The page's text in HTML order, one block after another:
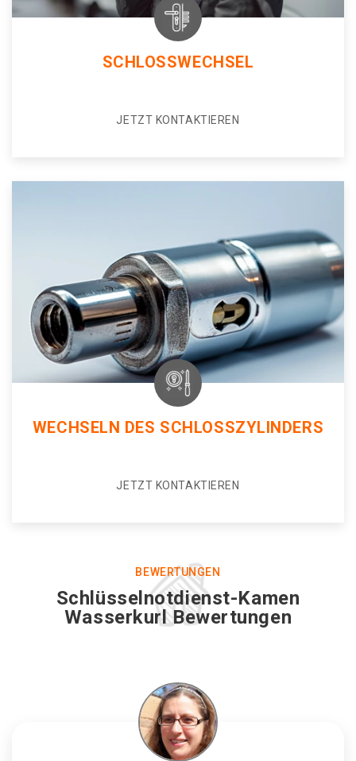
SCHLOSSWECHSEL
JETZT KONTAKTIEREN
WECHSELN DES SCHLOSSZYLINDERS
JETZT KONTAKTIEREN
BEWERTUNGEN
Schlüsselnotdienst-Kamen
Wasserkurl Bewertungen